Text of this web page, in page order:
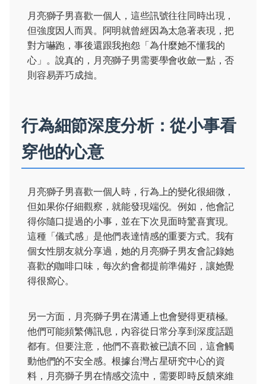
月亮獅子男喜歡一個人，這些訊號往往同時出現，
但強度因人而異。阿明就曾經因為太急著表現，把
對方嚇跑，事後還跟我抱怨「為什麼她不懂我的
心」。說真的，月亮獅子男需要學會收斂一點，否
則容易弄巧成拙。
行為細節深度分析：從小事看
穿他的心意
月亮獅子男喜歡一個人時，行為上的變化很細微，
但如果你仔細觀察，就能發現端倪。例如，他會記
得你隨口提過的小事，並在下次見面時驚喜實現。
這種「儀式感」是他們表達情感的重要方式。我有
個女性朋友就分享過，她的月亮獅子男友會記錄她
喜歡的咖啡口味，每次約會都提前準備好，讓她覺
得很窩心。
另一方面，月亮獅子男在溝通上也會變得更積極。
他們可能頻繁傳訊息，內容從日常分享到深度話題
都有。但要注意，他們不喜歡被已讀不回，這會觸
動他們的不安全感。根據台灣占星研究中心的資
料，月亮獅子男在情感交流中，需要即時反饋來維